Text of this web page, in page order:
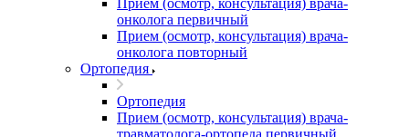
Прием (осмотр, консультация) врача-
онколога первичный
Прием (осмотр, консультация) врача-
онколога повторный
Ортопедия
Ортопедия
Прием (осмотр, консультация) врача-
травматолога-ортопеда первичный